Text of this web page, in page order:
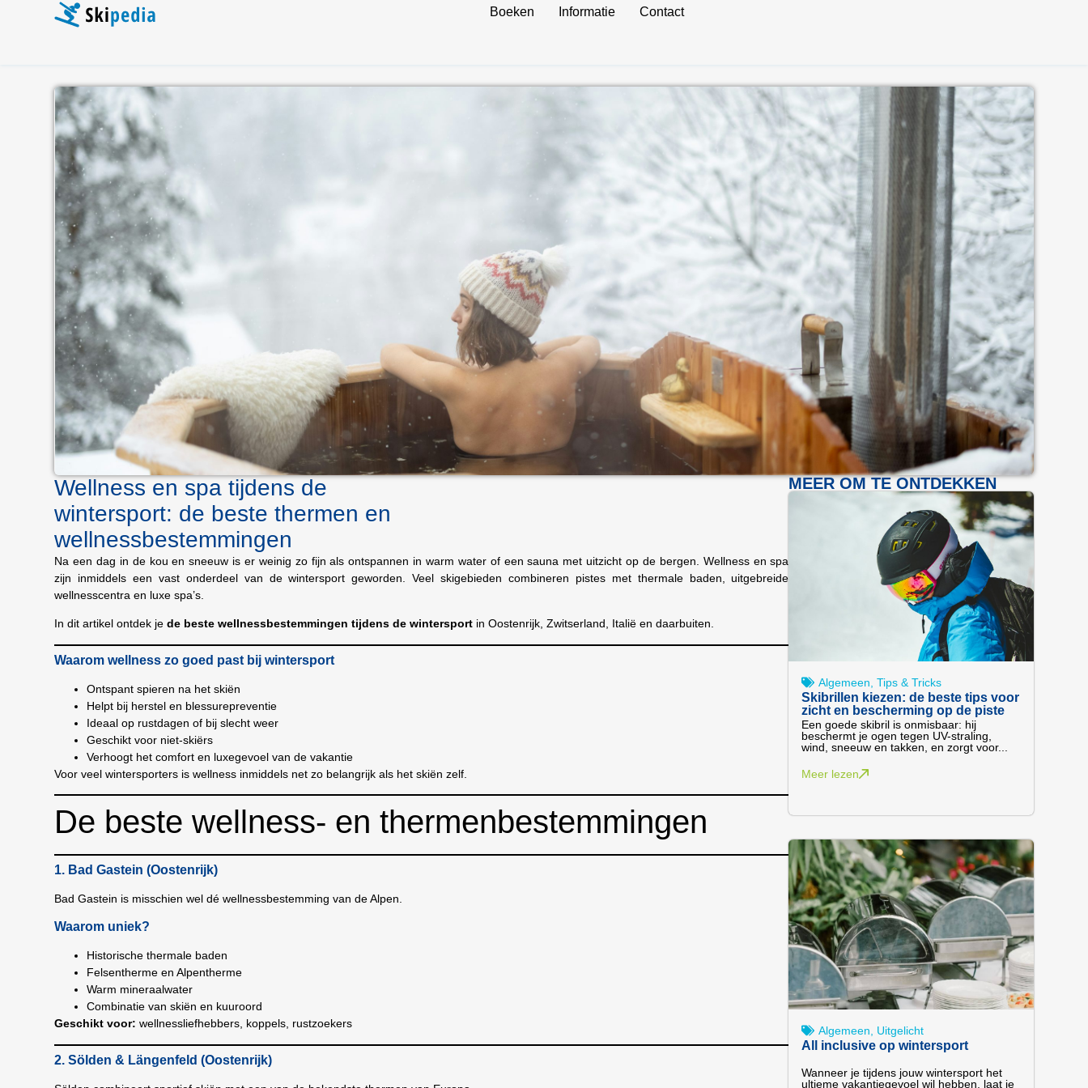
Boeken Informatie Contact
Wellness en spa tijdens de
wintersport: de beste thermen en
wellnessbestemmingen
Na een dag in de kou en sneeuw is er weinig zo fijn als ontspannen in warm water of een sauna met uitzicht op de bergen. Wellness en spa
zijn inmiddels een vast onderdeel van de wintersport geworden. Veel skigebieden combineren pistes met thermale baden, uitgebreide
wellnesscentra en luxe spa’s.
In dit artikel ontdek jede beste wellnessbestemmingen tijdens de wintersport in Oostenrijk, Zwitserland, Italië en daarbuiten.
Waarom wellness zo goed past bij wintersport
Ontspant spieren na het skiën
Helpt bij herstel en blessurepreventie
Ideaal op rustdagen of bij slecht weer
Geschikt voor niet-skiërs
Verhoogt het comfort en luxegevoel van de vakantie
Voor veel wintersporters is wellness inmiddels net zo belangrijk als het skiën zelf.
De beste wellness- en thermenbestemmingen
1. Bad Gastein (Oostenrijk)
Bad Gastein is misschien wel dé wellnessbestemming van de Alpen.
Waarom uniek?
Historische thermale baden
Felsentherme en Alpentherme
Warm mineraalwater
Combinatie van skiën en kuuroord
Geschikt voor: wellnessliefhebbers, koppels, rustzoekers
2. Sölden & Längenfeld (Oostenrijk)
MEER OM TE ONTDEKKEN
Algemeen ,Tips & Tricks
Skibrillen kiezen: de beste tips voor
zicht en bescherming op de piste
Een goede skibril is onmisbaar: hij
beschermt je ogen tegen UV-straling,
wind, sneeuw en takken, en zorgt voor...
Meer lezen
Algemeen Uitgelicht
All inclusive op wintersport
Wanneer je tijdens jouw wintersport het
ultieme vakantiegevoel wil hebben, laat je